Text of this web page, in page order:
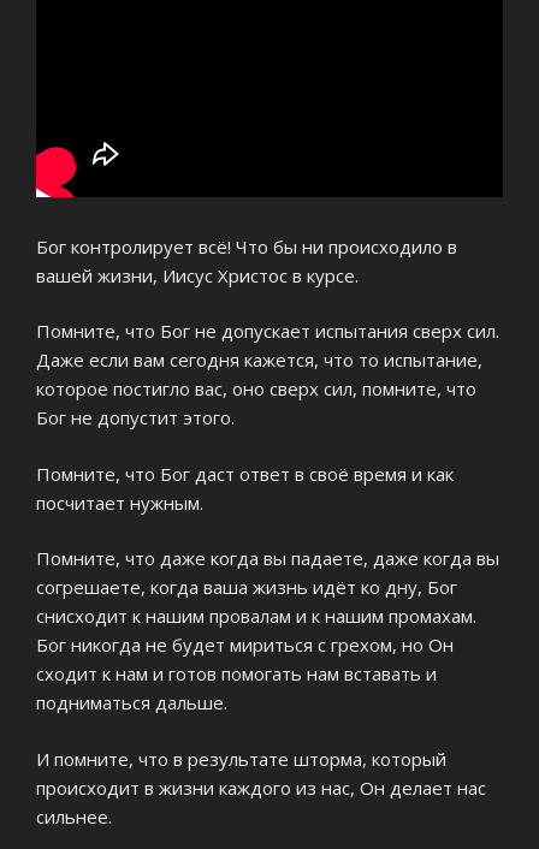
Бог контролирует всё! Что бы ни происходило в
вашей жизни, Иисус Христос в курсе.
Помните, что Бог не допускает испытания сверх сил.
Даже если вам сегодня кажется, что то испытание,
которое постигло вас, оно сверх сил, помните, что
Бог не допустит этого.
Помните, что Бог даст ответ в своё время и как
посчитает нужным.
Помните, что даже когда вы падаете, даже когда вы
согрешаете, когда ваша жизнь идёт ко дну, Бог
снисходит к нашим провалам и к нашим промахам.
Бог никогда не будет мириться с грехом, но Он
сходит к нам и готов помогать нам вставать и
подниматься дальше.
И помните, что в результате шторма, который
происходит в жизни каждого из нас, Он делает нас
сильнее.